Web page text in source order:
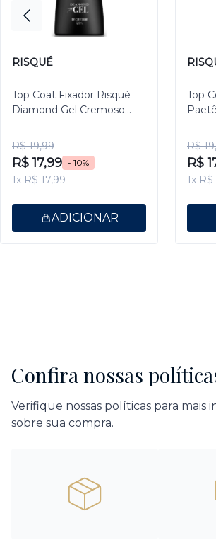
RISQUÉ
Top Coat Fixador Risqué
Diamond Gel Cremoso
R$ 19,99
R$ 17,99 - 10%
1x R$ 17,99
ADICIONAR
Top
R$
R$
1x R$
Confira nossas
Verifique nossas políticas para mais
sobre sua compra.